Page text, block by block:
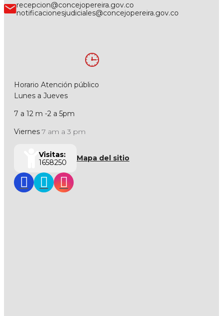
recepcion@concejopereira.gov.co
notificacionesjudiciales@concejopereira.gov.co
Horario Atención público
Lunes a Jueves
7 a 12 m -2 a 5pm
Viernes 7 am a 3 pm
Visitas:
1658250
Mapa del sitio